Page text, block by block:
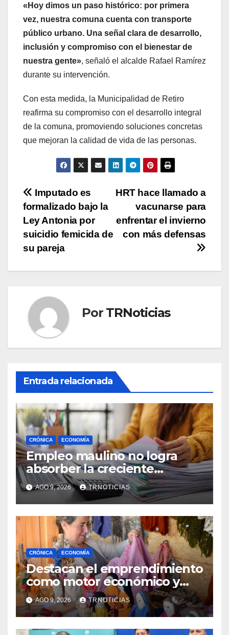
«Hoy dimos un paso histórico: por primera
vez, nuestra comuna cuenta con transporte
público urbano. Una señal clara de desarrollo,
inclusión y compromiso con el bienestar de
nuestra gente», señaló el alcalde Rafael Ramírez
durante su intervención.
Con esta medida, la Municipalidad de Retiro
reafirma su compromiso con el desarrollo integral
de la comuna, promoviendo soluciones concretas
que mejoran la calidad de vida de las personas.
Navegación
de
entradas
HRT hace llamado a
vacunarse para
enfrentar el invierno
con más defensas
Imputado es
formalizado bajo la
Ley Antonia por
suicidio femicida de
su pareja
Por TRNoticias
Entrada relacionada
CRÓNICA ECONOMÍA
Empleo maulino no logra
absorber la creciente
demanda por trabajo
AGO 9, 2026 TRNOTICIAS
CRÓNICA ECONOMÍA
Destacan el emprendimiento
como motor económico y
anuncia fortalecer apoyos
para empleo autónomo
AGO 9, 2026 TRNOTICIAS